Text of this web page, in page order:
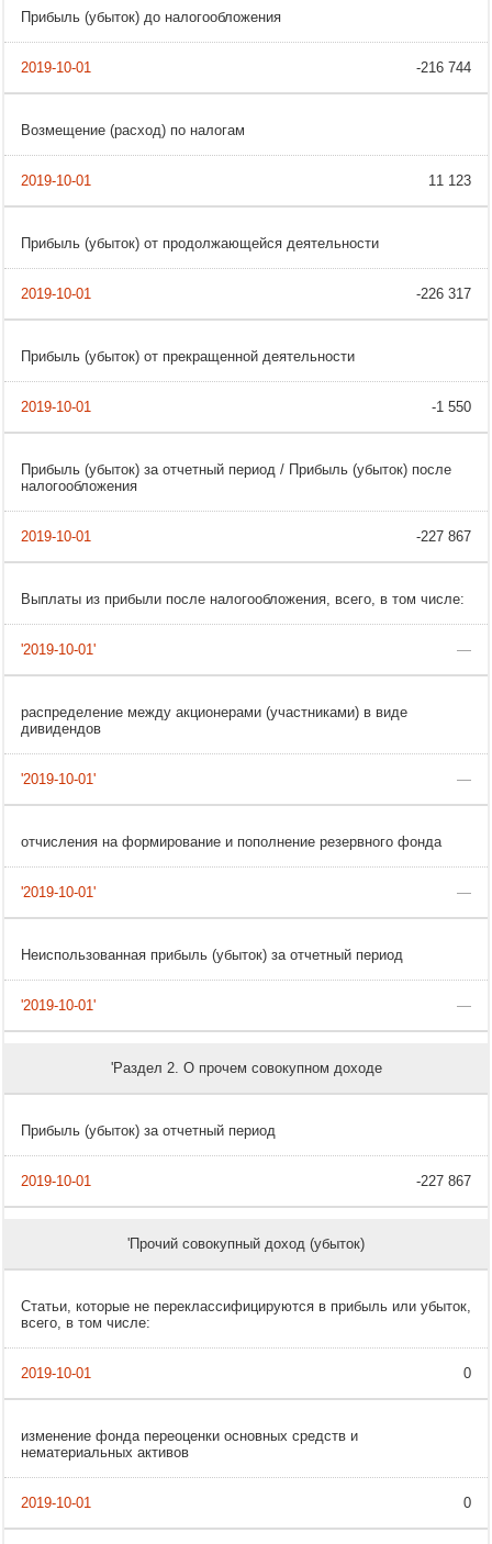
Прибыль (убыток) до налогообложения
-216 744
Возмещение (расход) по налогам
11 123
Прибыль (убыток) от продолжающейся деятельности
-226 317
Прибыль (убыток) от прекращенной деятельности
-1 550
Прибыль (убыток) за отчетный период / Прибыль (убыток) после
налогообложения
-227 867
Выплаты из прибыли после налогообложения, всего, в том числе:
—
распределение между акционерами (участниками) в виде
дивидендов
—
отчисления на формирование и пополнение резервного фонда
—
Неиспользованная прибыль (убыток) за отчетный период
—
'Раздел 2. О прочем совокупном доходе
Прибыль (убыток) за отчетный период
-227 867
'Прочий совокупный доход (убыток)
Статьи, которые не переклассифицируются в прибыль или убыток,
всего, в том числе:
0
изменение фонда переоценки основных средств и
нематериальных активов
0